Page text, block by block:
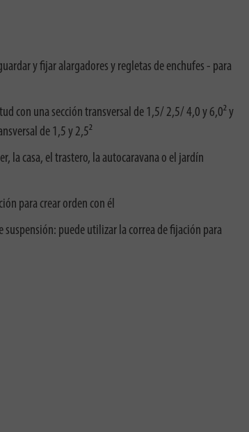
y fijar alargadores y regletas de enchufes - para
con una sección transversal de 1,5/ 2,5/ 4,0 y 6,0² y
de 1,5 y 2,5²
la casa, el trastero, la autocaravana o el jardín
para crear orden con él
puede utilizar la correa de fijación para